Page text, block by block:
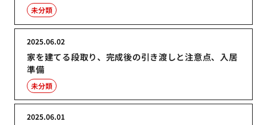
未分類
家を建てる段取り、完成後の引き渡しと注意点、入居
準備
2025.06.02
未分類
2025.06.01